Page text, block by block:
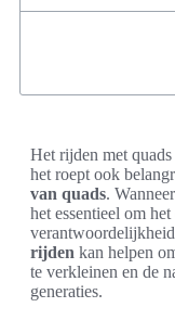
Het rijden met
het roept ook
van quads.
het essentieel om
rijden kan helpen
te verkleinen en de
generaties.